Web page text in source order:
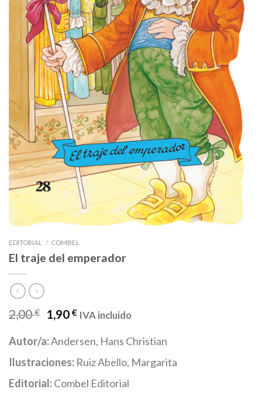
EDITORIAL / COMBEL
El traje del emperador
2,00€ 1,90€ IVA incluido
Autor/a:Andersen, Hans Christian
Ilustraciones: Ruiz Abello, Margarita
Editorial:Combel Editorial